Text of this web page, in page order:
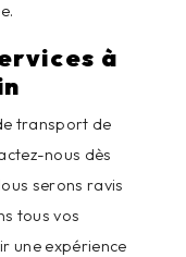
à
transport de
nous dès
serons ravis
tous vos
une expérience